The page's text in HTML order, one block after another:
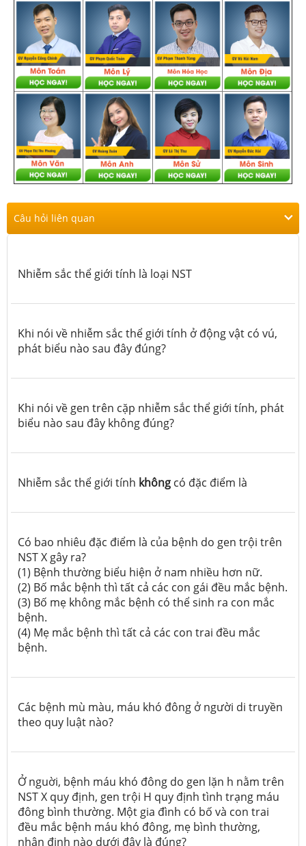
Câu hỏi liên quan
Nhiễm sắc thể giới tính là loại NST
Khi nói về nhiễm sắc thể giới tính ở động vật có vú,
phát biểu nào sau đây đúng?
Khi nói về gen trên cặp nhiễm sắc thể giới tính, phát
biểu nào sau đây không đúng?
Nhiễm sắc thể giới tính không có đặc điểm là
Có bao nhiêu đặc điểm là của bệnh do gen trội trên
NST X gây ra?
(1) Bệnh thường biểu hiện ở nam nhiều hơn nữ.
(2) Bố mắc bệnh thì tất cả các con gái đều mắc bệnh.
(3) Bố mẹ không mắc bệnh có thể sinh ra con mắc
bệnh.
(4) Mẹ mắc bệnh thì tất cả các con trai đều mắc
bệnh.
Các bệnh mù màu, máu khó đông ở người di truyền
theo quy luật nào?
Ở nguời, bệnh máu khó đông do gen lặn h nằm trên
NST X quy định, gen trội H quy định tình trạng máu
đông bình thường. Một gia đình có bố và con trai
đều mắc bệnh máu khó đông, mẹ bình thường,
nhận định nào dưới đây là đúng?